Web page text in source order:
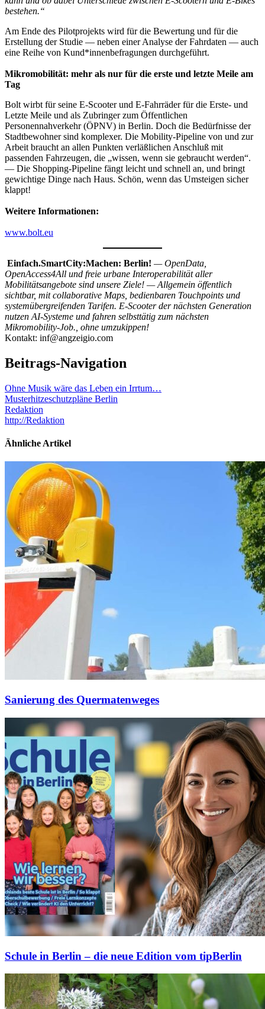
bestehen.“
Am Ende des Pilotprojekts wird für die Bewertung und für die
Erstellung der Studie — neben einer Analyse der Fahrdaten — auch
eine Reihe von Kund*innenbefragungen durchgeführt.
Mikromobilität: mehr als nur für die erste und letzte Meile am
Tag
Bolt wirbt für seine E-Scooter und E-Fahrräder für die Erste- und
Letzte Meile und als Zubringer zum Öffentlichen
Personennahverkehr (ÖPNV) in Berlin. Doch die Bedürfnisse der
Stadtbewohner sind komplexer. Die Mobility-Pipeline von und zur
Arbeit braucht an allen Punkten verläßlichen Anschluß mit
passenden Fahrzeugen, die „wissen, wenn sie gebraucht werden“.
— Die Shopping-Pipeline fängt leicht und schnell an, und bringt
gewichtige Dinge nach Haus. Schön, wenn das Umsteigen sicher
klappt!
Weitere Informationen:
www.bolt.eu
Einfach.SmartCity:Machen: Berlin! — OpenData,
OpenAccess4All und freie urbane Interoperabilität aller
Mobilitätsangebote sind unsere Ziele! — Allgemein öffentlich
sichtbar, mit collaborative Maps, bedienbaren Touchpoints und
systemübergreifenden Tarifen. E-Scooter der nächsten Generation
nutzen AI-Systeme und fahren selbsttätig zum nächsten
Mikromobility-Job., ohne umzukippen!
Kontakt: inf@angzeigio.com
Beitrags-Navigation
Ohne Musik wäre das Leben ein Irrtum…
Musterhitzeschutzpläne Berlin
Redaktion
http://Redaktion
Ähnliche Artikel
Sanierung des Quermatenweges
Schule in Berlin – die neue Edition vom tipBerlin